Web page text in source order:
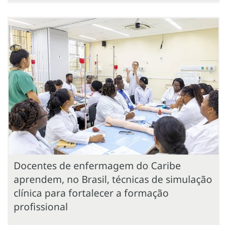
Docentes de enfermagem do Caribe
aprendem, no Brasil, técnicas de simulação
clínica para fortalecer a formação
profissional